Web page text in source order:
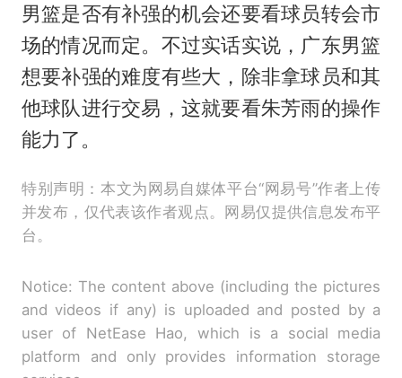
男篮是否有补强的机会还要看球员转会市
场的情况而定。不过实话实说，广东男篮
想要补强的难度有些大，除非拿球员和其
他球队进行交易，这就要看朱芳雨的操作
能力了。
特别声明：本文为网易自媒体平台“网易号”作者上传
并发布，仅代表该作者观点。网易仅提供信息发布平
台。
Notice: The content above (including the pictures
and videos if any) is uploaded and posted by a
user of NetEase Hao, which is a social media
platform and only provides information storage